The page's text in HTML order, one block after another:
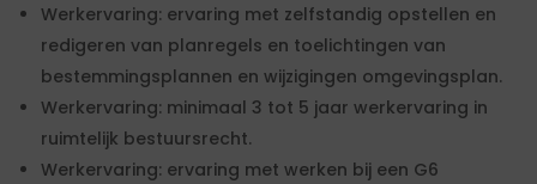
Werkervaring: ervaring met zelfstandig opstellen en
redigeren van planregels en toelichtingen van
bestemmingsplannen en wijzigingen omgevingsplan.
Werkervaring: minimaal 3 tot 5 jaar werkervaring in
ruimtelijk bestuursrecht.
Werkervaring: ervaring met werken bij een G6